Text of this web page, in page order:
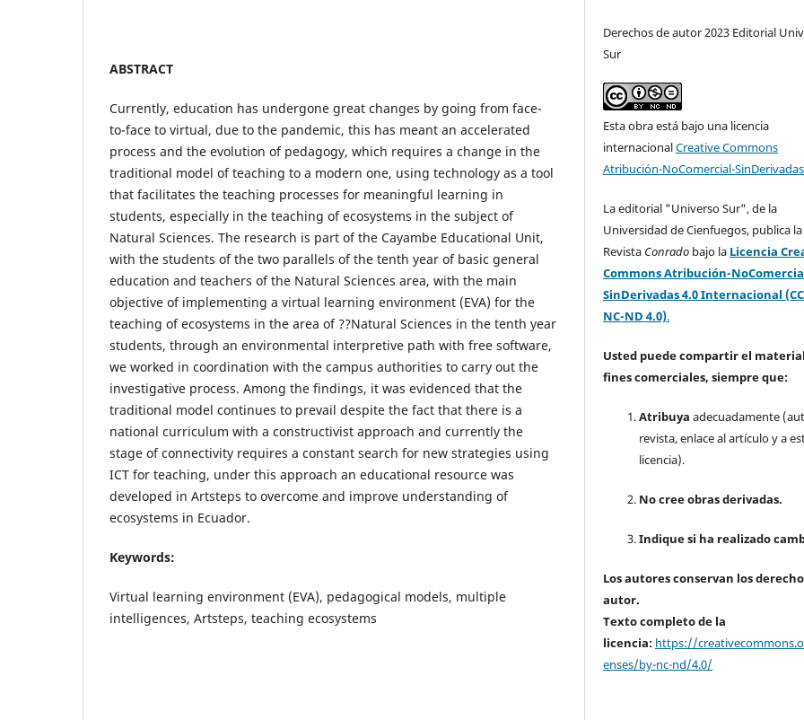
ABSTRACT
Currently, education has undergone great changes by going from face-
to-face to virtual, due to the pandemic, this has meant an accelerated
process and the evolution of pedagogy, which requires a change in the
traditional model of teaching to a modern one, using technology as a tool
that facilitates the teaching processes for meaningful learning in
students, especially in the teaching of ecosystems in the subject of
Natural Sciences. The research is part of the Cayambe Educational Unit,
with the students of the two parallels of the tenth year of basic general
education and teachers of the Natural Sciences area, with the main
objective of implementing a virtual learning environment (EVA) for the
teaching of ecosystems in the area of ??Natural Sciences in the tenth year
students, through an environmental interpretive path with free software,
we worked in coordination with the campus authorities to carry out the
investigative process. Among the findings, it was evidenced that the
traditional model continues to prevail despite the fact that there is a
national curriculum with a constructivist approach and currently the
stage of connectivity requires a constant search for new strategies using
ICT for teaching, under this approach an educational resource was
developed in Artsteps to overcome and improve understanding of
ecosystems in Ecuador.
Keywords:
Virtual learning environment (EVA), pedagogical models, multiple
intelligences, Artsteps, teaching ecosystems
Derechos de autor 2023 Editorial
Sur
Esta obra está bajo una licencia
internacionalCreative Commons
Atribución-NoComercial-
La editorial "Universo Sur", de la
Universidad de Cienfuegos, publica la
Revista Conrado bajo la Licencia
Commons Atribución-
SinDerivadas 4.0 Internacional (CC
NC-ND 4.0).
Usted puede compartir el
fines comerciales, siempre que:
Atribuya adecuadamente
revista, enlace al artículo y a
licencia).
No cree obras derivadas.
Indique si ha realizado
Los autores conservan los
autor.
Texto completo de la
licencia: https://
enses/by-nc-nd/4.0/